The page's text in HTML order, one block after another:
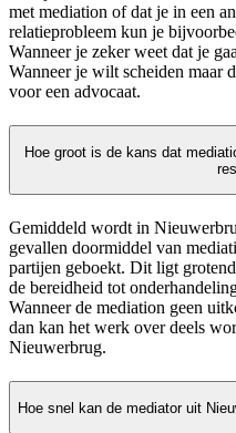
met mediation of dat je in een
relatieprobleem kun je
Wanneer je zeker weet dat je
Wanneer je wilt scheiden maar
voor een advocaat.
Hoe groot is de kans dat
Gemiddeld wordt in
gevallen doormiddel van
partijen geboekt. Dit ligt
de bereidheid tot
Wanneer de mediation geen
dan kan het werk over deels
Nieuwerbrug.
Hoe snel kan de mediator uit